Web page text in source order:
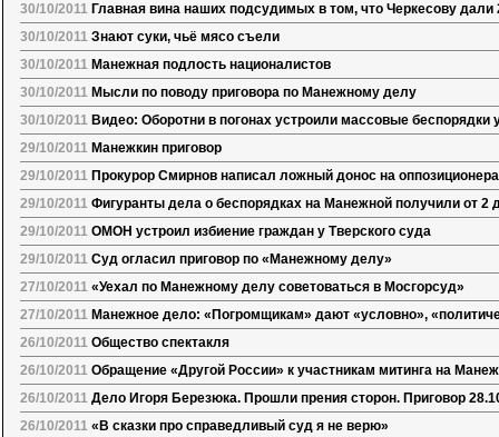
30/10/2011 Главная вина наших подсудимых в том, что Черкесову дали
30/10/2011 Знают суки, чьё мясо съели
30/10/2011 Манежная подлость националистов
30/10/2011 Мысли по поводу приговора по Манежному делу
30/10/2011 Видео: Оборотни в погонах устроили массовые беспорядки
29/10/2011 Манежкин приговор
29/10/2011 Прокурор Смирнов написал ложный донос на
29/10/2011 Фигуранты дела о беспорядках на Манежной получили от 2
29/10/2011 ОМОН устроил избиение граждан у Тверского суда
29/10/2011 Суд огласил приговор по «Манежному делу»
27/10/2011 «Уехал по Манежному делу советоваться в Мосгорсуд»
27/10/2011 Манежное дело: «Погромщикам» дают «условно»,
26/10/2011 Общество спектакля
26/10/2011 Обращение «Другой России» к участникам митинга на
26/10/2011 Дело Игоря Березюка. Прошли прения сторон. Приговор
26/10/2011 «В сказки про справедливый суд я не верю»